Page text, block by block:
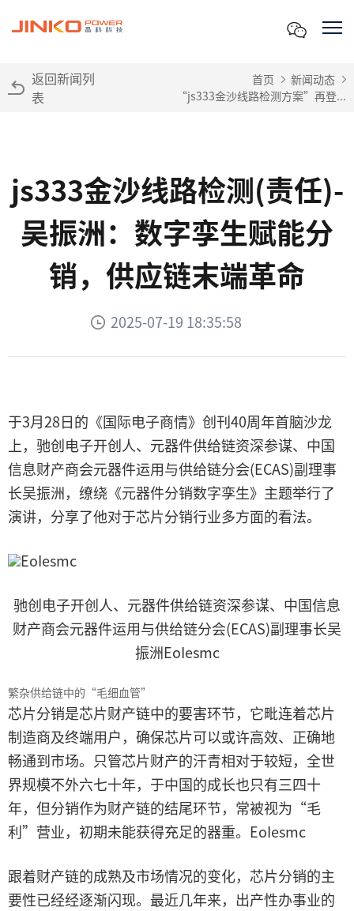
返回新闻列
表
首页
新闻动态
“js333金沙线路检测方案”再登...
js333金沙线路检测(责任)-
吴振洲：数字孪生赋能分
销，供应链末端革命
2025-07-19 18:35:58
于3月28日的《国际电子商情》创刊40周年首脑沙龙
上，驰创电子开创人、元器件供给链资深参谋、中国
信息财产商会元器件运用与供给链分会(ECAS)副理事
长吴振洲，缭绕《元器件分销数字孪生》主题举行了
演讲，分享了他对于芯片分销行业多方面的看法。
EoIesmc
驰创电子开创人、元器件供给链资深参谋、中国信息
财产商会元器件运用与供给链分会(ECAS)副理事长吴
振洲EoIesmc
繁杂供给链中的“毛细血管”
芯片分销是芯片财产链中的要害环节，它毗连着芯片
制造商及终端用户，确保芯片可以或许高效、正确地
畅通到市场。只管芯片财产的汗青相对于较短，全世
界规模不外六七十年，于中国的成长也只有三四十
年，但分销作为财产链的结尾环节，常被视为“毛
利”营业，初期未能获得充足的器重。EoIesmc
跟着财产链的成熟及市场情况的变化，芯片分销的主
要性已经经逐渐闪现。最近几年来，出产性办事业的